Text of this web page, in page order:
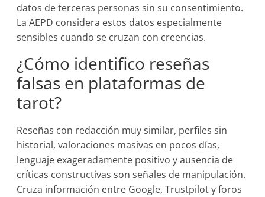
datos de terceras personas sin su consentimiento.
La AEPD considera estos datos especialmente
sensibles cuando se cruzan con creencias.
¿Cómo identifico reseñas
falsas en plataformas de
tarot?
Reseñas con redacción muy similar, perfiles sin
historial, valoraciones masivas en pocos días,
lenguaje exageradamente positivo y ausencia de
críticas constructivas son señales de manipulación.
Cruza información entre Google, Trustpilot y foros